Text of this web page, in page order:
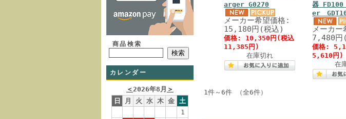
商品検索
カレンダー
＜2026年8月 ＞
日
月 火 水 木 金 土
1
arger G0270
メーカー希望価格:
15,180円(税込)
価格: 10,350円(税込
11,385円)
在庫切れ
器
er
メーカ
7,480円
価格:
5,610円)
在
1件～6件 （全6件）